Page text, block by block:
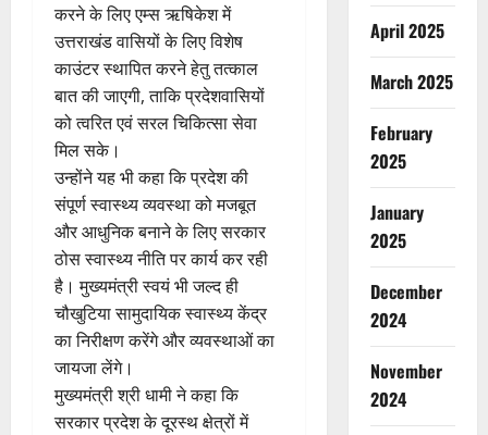
करने के लिए एम्स ऋषिकेश में
उत्तराखंड वासियों के लिए विशेष
काउंटर स्थापित करने हेतु तत्काल
बात की जाएगी, ताकि प्रदेशवासियों
को त्वरित एवं सरल चिकित्सा सेवा
मिल सके।
उन्होंने यह भी कहा कि प्रदेश की
संपूर्ण स्वास्थ्य व्यवस्था को मजबूत
और आधुनिक बनाने के लिए सरकार
ठोस स्वास्थ्य नीति पर कार्य कर रही
है। मुख्यमंत्री स्वयं भी जल्द ही
चौखुटिया सामुदायिक स्वास्थ्य केंद्र
का निरीक्षण करेंगे और व्यवस्थाओं का
जायजा लेंगे।
मुख्यमंत्री श्री धामी ने कहा कि
सरकार प्रदेश के दूरस्थ क्षेत्रों में
April 2025
March 2025
February
2025
January
2025
December
2024
November
2024